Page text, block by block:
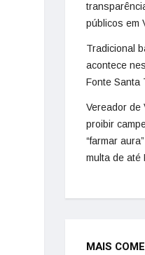
públicos em
Tradicional
acontece
Fonte Santa
Vereador de
proibir
“farmar
multa de até
MAIS